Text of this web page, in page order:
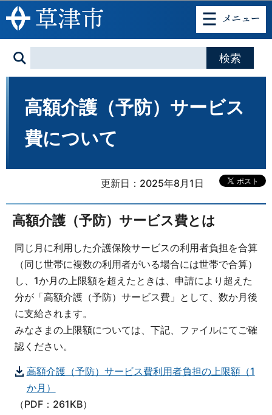
このページの本文へ移動
高額介護（予防）サービス
費について
更新日：2025年8月1日
高額介護（予防）サービス費とは
同じ月に利用した介護保険サービスの利用者負担を合算
（同じ世帯に複数の利用者がいる場合には世帯で合算）
し、1か月の上限額を超えたときは、申請により超えた
分が「高額介護（予防）サービス費」として、数か月後
に支給されます。
みなさまの上限額については、下記、ファイルにてご確
認ください。
高額介護（予防）サービス費利用者負担の上限額（1
か月）
（PDF：261KB）